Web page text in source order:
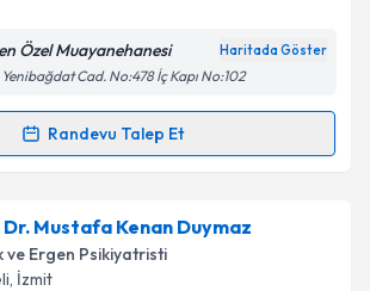
işlenmesine ilişkinAydınlatma
işlenmesini kabul ediyorum.
Takvim Talebini Gönder
Özel Muayanehanesi Haritada Göster
Cad. No:478 İç Kapı No:102
Randevu Talep Et
Takvimi Talebi
Seveniçin randevu takvimi talebi
bu uzmandan randevu almanız için bir
e-posta ile bilgilendireceğiz.
Dr. Mustafa Kenan Duymaz
ve Ergen Psikiyatristi
, İzmit